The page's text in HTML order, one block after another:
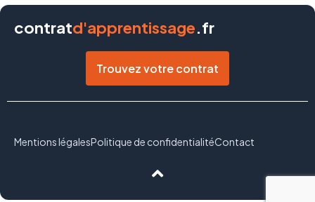
contratd'apprentissage.fr
Trouvez votre contrat
Mentions légalesPolitique de confidentialitéContact